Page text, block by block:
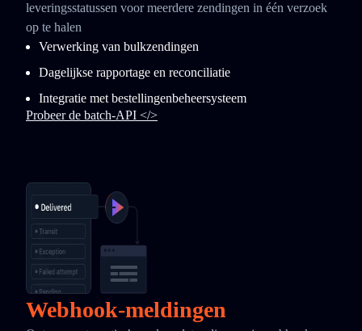
leveringsstatussen voor meerdere zendingen in één verzoek
op te halen
Verwerking van bulkzendingen
Dagelijkse rapportage en reconciliatie
Integratie met bestellingenbeheersysteem
Probeer de batch-API </>
Webhook-meldingen